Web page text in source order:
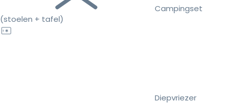
Campingset
(stoelen + tafel)
Diepvriezer